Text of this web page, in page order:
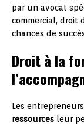
par un avocat
commercial, droit
chances de
Droit à la
Les
ressources leur